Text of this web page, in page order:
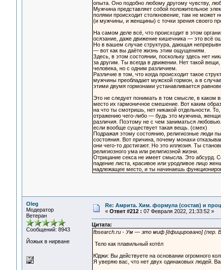
опыта. Оно подобно любому другому чувству,
Мужчина представляет собой положительное
полями происходит столкновение, там не может
(и мужчины, и женщины) с точки зрения своего
На самом деле всё, что происходит в этом
осязание, даже движение кишечника — это всё
Но в вашем случае структура, дающая
— вот как вы даёте жизнь этим ощущениям.
Здесь, в этом состоянии, поскольку здесь нет
за другим. Ты всегда в движении. Нет такой
человека, но с одним различием.
Различие в том, что когда происходит такое
мужчины преобладает мужской гормон, а в
этими двумя гормонами устанавливается
Это не следует понимать в том смысле, в каком
место их гармоничное смешение. Вот каким
на что ты смотришь, нет никакой отдельности.
отражению чего-либо — будь это мужчина,
различия. Поэтому не с чем заниматься
если вообще существует такая вещь. (смех)
Подражая этому состоянию, религиозные люди
состояния. Вот причина, почему монахи
они чего-то достигают. Но это иллюзия. Ты
религиозного ума или религиозной жизни.
Отрицание секса не имеет смысла. Это абсурд.
падение листа, красивое или уродливое лицо
надлежащее место, и ты начинаешь
Oleg
Модератор
Ветеран
Сообщений: 8943
Йожык в нирване
Re: Амрита. Хим. формула (состав) и
« Ответ #212 : 07 Февраля 2022, 21:33:52 »
Цитата:
fbsearch.ru - Ум — это миф [ёфицировано] (пер.
Тело как плавильный котёл
Юджи: Вы действуете на основании огромного
Я уверяю вас, что нет двух одинаковых людей.